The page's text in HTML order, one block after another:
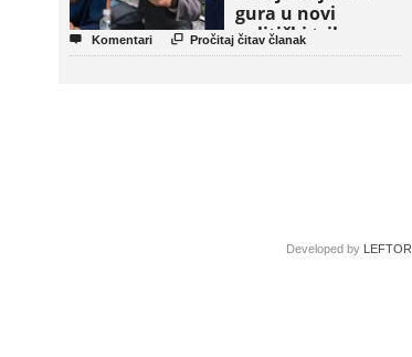
gura u novi
politički triler
 Komentari  Pročitaj čitav članak
Developed by LEFTOR